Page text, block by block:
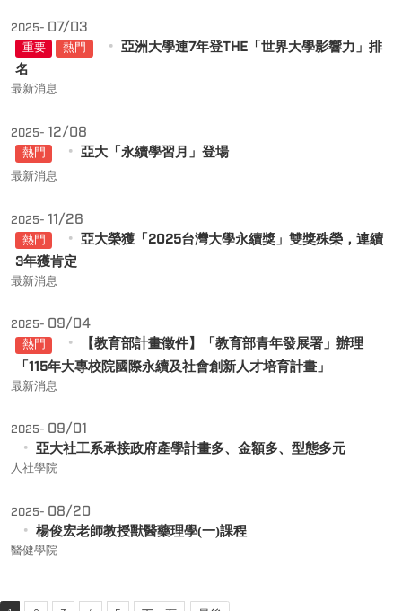
2025- 07/03
重要 熱門
亞洲大學連7年登THE「世界大學影響力」排
名
最新消息
2025- 12/08
熱門 亞大「永續學習月」登場
最新消息
2025- 11/26
熱門
亞大榮獲「2025台灣大學永續獎」雙獎殊榮，連續
3年獲肯定
最新消息
2025- 09/04
熱門
【教育部計畫徵件】「教育部青年發展署」辦理
「115年大專校院國際永續及社會創新人才培育計畫」
最新消息
2025- 09/01
亞大社工系承接政府產學計畫多、金額多、型態多元
人社學院
2025- 08/20
楊俊宏老師教授獸醫藥理學(一)課程
醫健學院